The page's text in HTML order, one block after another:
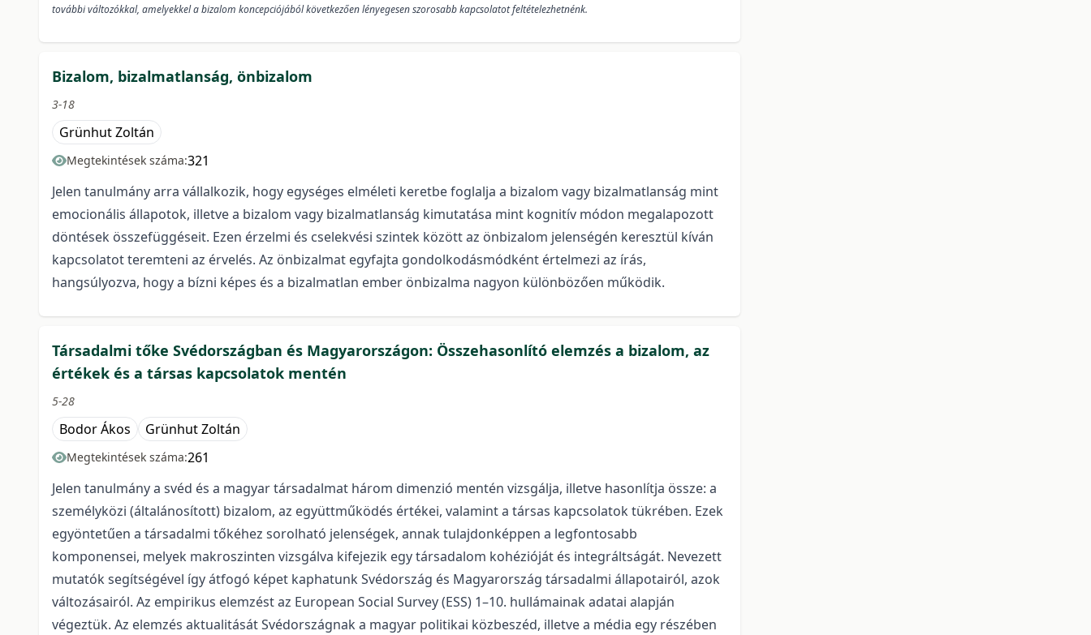
további változókkal, amelyekkel a bizalom koncepciójából következően lényegesen szorosabb kapcsolatot feltételezhetnénk.
Bizalom, bizalmatlanság, önbizalom
3-18
Grünhut Zoltán
Megtekintések száma:321
Jelen tanulmány arra vállalkozik, hogy egységes elméleti keretbe foglalja a bizalom vagy bizalmatlanság mint
emocionális állapotok, illetve a bizalom vagy bizalmatlanság kimutatása mint kognitív módon megalapozott
döntések összefüggéseit. Ezen érzelmi és cselekvési szintek között az önbizalom jelenségén keresztül kíván
kapcsolatot teremteni az érvelés. Az önbizalmat egyfajta gondolkodásmódként értelmezi az írás,
hangsúlyozva, hogy a bízni képes és a bizalmatlan ember önbizalma nagyon különbözően működik.
Társadalmi tőke Svédországban és Magyarországon: Összehasonlító elemzés a bizalom, az
értékek és a társas kapcsolatok mentén
5-28
Bodor Ákos Grünhut Zoltán
Megtekintések száma:261
Jelen tanulmány a svéd és a magyar társadalmat három dimenzió mentén vizsgálja, illetve hasonlítja össze: a
személyközi (általánosított) bizalom, az együttműködés értékei, valamint a társas kapcsolatok tükrében. Ezek
egyöntetűen a társadalmi tőkéhez sorolható jelenségek, annak tulajdonképpen a legfontosabb
komponensei, melyek makroszinten vizsgálva kifejezik egy társadalom kohézióját és integráltságát. Nevezett
mutatók segítségével így átfogó képet kaphatunk Svédország és Magyarország társadalmi állapotairól, azok
változásairól. Az empirikus elemzést az European Social Survey (ESS) 1–10. hullámainak adatai alapján
végeztük. Az elemzés aktualitását Svédországnak a magyar politikai közbeszéd, illetve a média egy részében